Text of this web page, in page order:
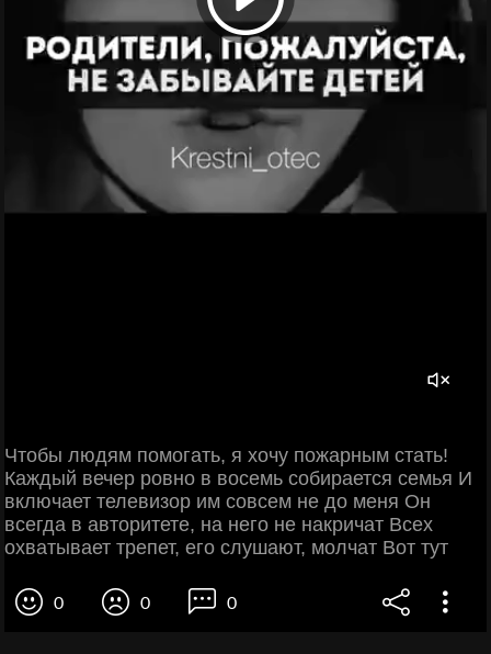
Чтобы людям помогать, я хочу пожарным стать!
Каждый вечер ровно в восемь собирается семья И
включает телевизор им совсем не до меня Он
всегда в авторитете, на него не накричат Всех
охватывает трепет, его слушают, молчат Вот тут
0 0 0